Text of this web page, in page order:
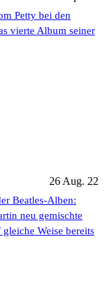
Petty bei den
vierte Album seiner
26 Aug. 22
Beatles-Alben:
neu gemischte
Weise bereits